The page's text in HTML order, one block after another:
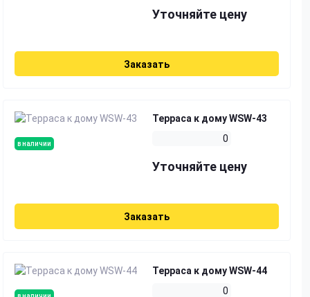
Уточняйте цену
Заказать
в наличии
Терраса к дому WSW-43
0
Уточняйте цену
Заказать
Терраса к дому WSW-44
0